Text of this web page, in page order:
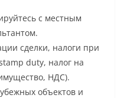
с местным
сделки, налоги при
duty, налог на
НДС).
объектов и